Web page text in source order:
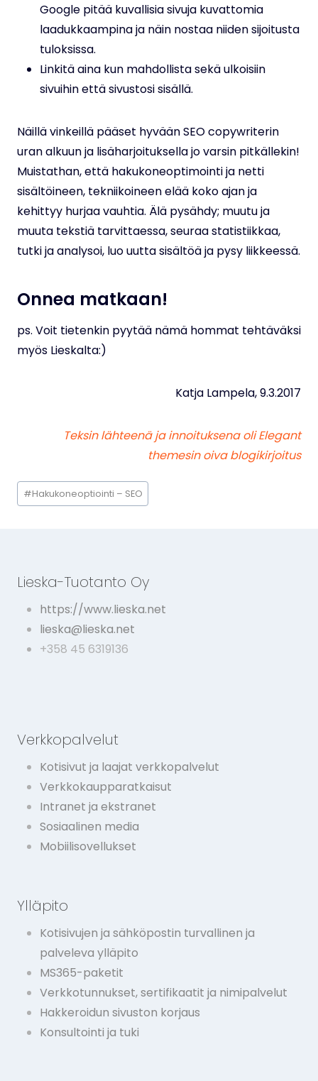
Google pitää kuvallisia sivuja kuvattomia
laadukkaampina ja näin nostaa niiden sijoitusta
tuloksissa.
Linkitä aina kun mahdollista sekä ulkoisiin
sivuihin että sivustosi sisällä.
Näillä vinkeillä pääset hyvään SEO copywriterin
uran alkuun ja lisäharjoituksella jo varsin pitkällekin!
Muistathan, että hakukoneoptimointi ja netti
sisältöineen, tekniikoineen elää koko ajan ja
kehittyy hurjaa vauhtia. Älä pysähdy; muutu ja
muuta tekstiä tarvittaessa, seuraa statistiikkaa,
tutki ja analysoi, luo uutta sisältöä ja pysy liikkeessä.
Onnea matkaan!
ps. Voit tietenkin pyytää nämä hommat tehtäväksi
myös Lieskalta:)
Katja Lampela, 9.3.2017
Teksin lähteenä ja innoituksena oli Elegant
themesin oiva blogikirjoitus
Avainsanat:
#Hakukoneoptiointi – SEO
Lieska-Tuotanto Oy
https://www.lieska.net
lieska@lieska.net
+358 45 6319136
Verkkopalvelut
Kotisivut ja laajat verkkopalvelut
Verkkokaupparatkaisut
Intranet ja ekstranet
Sosiaalinen media
Mobiilisovellukset
Ylläpito
Kotisivujen ja sähköpostin turvallinen ja
palveleva ylläpito
MS365-paketit
Verkkotunnukset, sertifikaatit ja nimipalvelut
Hakkeroidun sivuston korjaus
Konsultointi ja tuki